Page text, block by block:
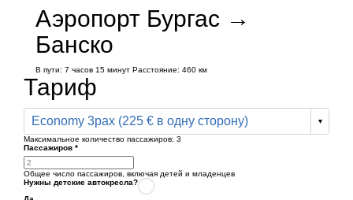
Аэропорт Бургас →
Банско
В пути: 7 часов 15 минут Расстояние: 460 км
Тариф
Economy 3pax (225 € в одну сторону)
Максимальное количество пассажиров: 3
Пассажиров *
Общее число пассажиров, включая детей и младенцев
Нужны детские автокресла?